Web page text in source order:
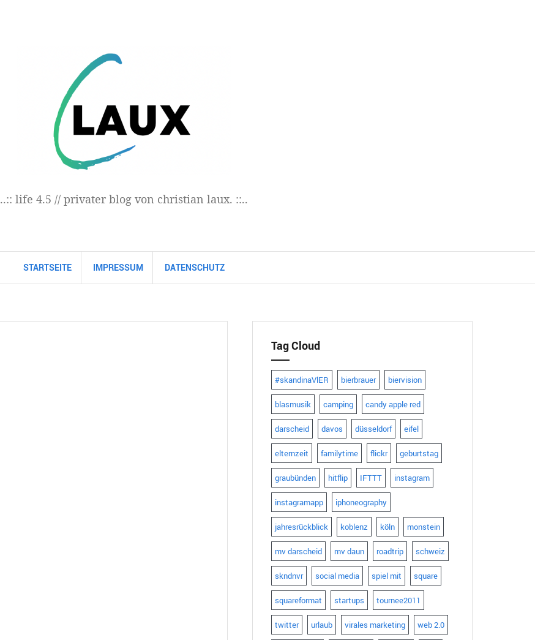
..:: life 4.5 // privater blog von christian laux. ::..
STARTSEITE IMPRESSUM DATENSCHUTZ
Tag Cloud
#skandinaVlER bierbrauer biervision
blasmusik camping candy apple red
darscheid davos düsseldorf eifel
elternzeit familytime flickr geburtstag
graubünden hitflip IFTTT instagram
instagramapp iphoneography
jahresrückblick koblenz köln monstein
mv darscheid mv daun roadtrip schweiz
skndnvr social media spiel mit square
squareformat startups tournee2011
twitter urlaub virales marketing web 2.0